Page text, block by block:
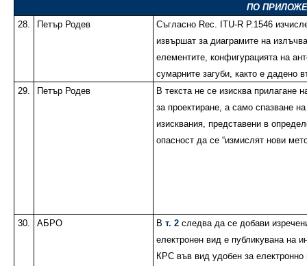
ПО
28.
Петър Родев
Съгласно Rec. ITU-R P.1546
извършат за диаграмите на
елементите, конфигурацията на
сумарните загуби, както е дадено
29.
Петър Родев
В текста не се изисква прилагане
за проектиране, а само спазване
изисквания, представени в
опасност да се “измислят нови
30. АБРО В т. 2 следва да се добави
електронен вид е публикувана на
КРС във вид удобен за електронно